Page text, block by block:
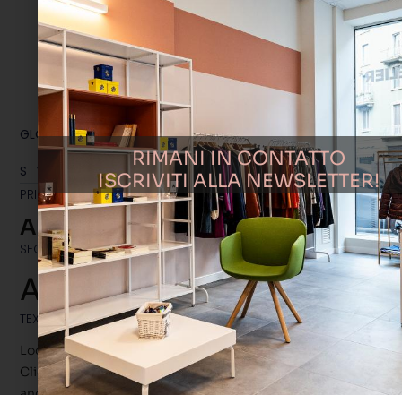
GLOBAL FONTS
SYSTEM
PRIMARY
Abcd
SECONDARY
Abcd
TEXT #1
Looking to change global styles?
Click on top left menu in sidebar
RIMANI IN CONTATTO
ISCRIVITI ALLA NEWSLETTER!